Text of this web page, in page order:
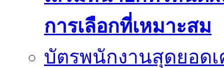
การเลือกที่เหมาะสม
บัตรพนักงานสุดยอด